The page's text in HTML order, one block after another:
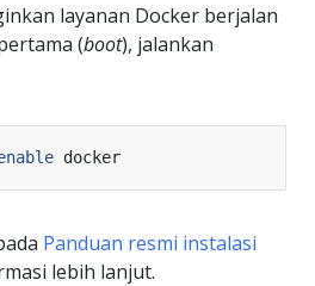
layanan Docker berjalan
(boot), jalankan
Panduan resmi instalasi
lebih lanjut.